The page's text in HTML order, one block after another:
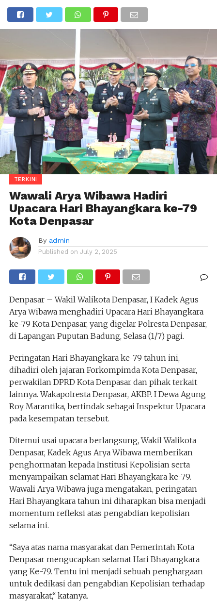
TERKINI
Wawali Arya Wibawa Hadiri
Upacara Hari Bhayangkara ke-79
Kota Denpasar
By admin
Published on July 2, 2025
Denpasar – Wakil Walikota Denpasar, I Kadek Agus
Arya Wibawa menghadiri Upacara Hari Bhayangkara
ke-79 Kota Denpasar, yang digelar Polresta Denpasar,
di Lapangan Puputan Badung, Selasa (1/7) pagi.
Peringatan Hari Bhayangkara ke-79 tahun ini,
dihadiri oleh jajaran Forkompimda Kota Denpasar,
perwakilan DPRD Kota Denpasar dan pihak terkait
lainnya. Wakapolresta Denpasar, AKBP. I Dewa Agung
Roy Marantika, bertindak sebagai Inspektur Upacara
pada kesempatan tersebut.
Ditemui usai upacara berlangsung, Wakil Walikota
Denpasar, Kadek Agus Arya Wibawa memberikan
penghormatan kepada Institusi Kepolisian serta
menyampaikan selamat Hari Bhayangkara ke-79.
Wawali Arya Wibawa juga mengatakan, peringatan
Hari Bhayangkara tahun ini diharapkan bisa menjadi
momentum refleksi atas pengabdian kepolisian
selama ini.
“Saya atas nama masyarakat dan Pemerintah Kota
Denpasar mengucapkan selamat Hari Bhayangkara
yang Ke-79. Tentu ini menjadi sebuah penghargaan
untuk dedikasi dan pengabdian Kepolisian terhadap
masyarakat,“ katanya.